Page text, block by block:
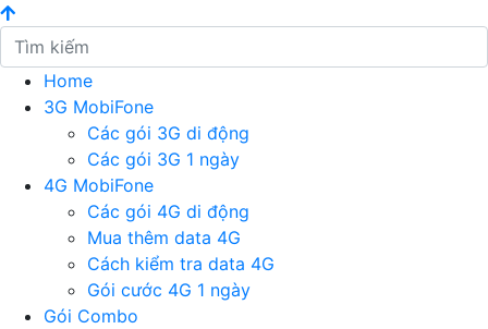
Home
3G MobiFone
Các gói 3G di động
Các gói 3G 1 ngày
4G MobiFone
Các gói 4G di động
Mua thêm data 4G
Cách kiểm tra data 4G
Gói cước 4G 1 ngày
Gói Combo